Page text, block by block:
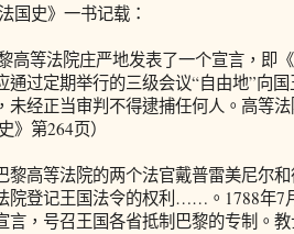
史》一书记载：
等法院庄严地发表了一个宣言，即
过定期举行的三级会议“自由地”向
未经正当审判不得逮捕任何人。高等
》第264页）
高等法院的两个法官戴普雷美尼尔和
院登记王国法令的权利……。1788年7
言，号召王国各省抵制巴黎的专制。